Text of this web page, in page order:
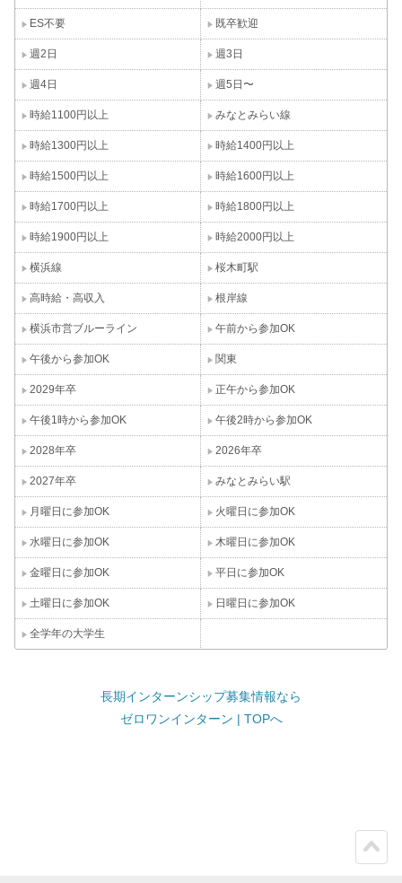
ES不要 既卒歓迎
週2日 週3日
週4日 週5日〜
時給1100円以上 みなとみらい線
時給1300円以上 時給1400円以上
時給1500円以上 時給1600円以上
時給1700円以上 時給1800円以上
時給1900円以上 時給2000円以上
横浜線 桜木町駅
高時給・高収入 根岸線
横浜市営ブルーライン 午前から参加OK
午後から参加OK 関東
2029年卒 正午から参加OK
午後1時から参加OK 午後2時から参加OK
2028年卒 2026年卒
2027年卒 みなとみらい駅
月曜日に参加OK 火曜日に参加OK
水曜日に参加OK 木曜日に参加OK
金曜日に参加OK 平日に参加OK
土曜日に参加OK 日曜日に参加OK
全学年の大学生
長期インターンシップ募集情報なら
ゼロワンインターン | TOPへ